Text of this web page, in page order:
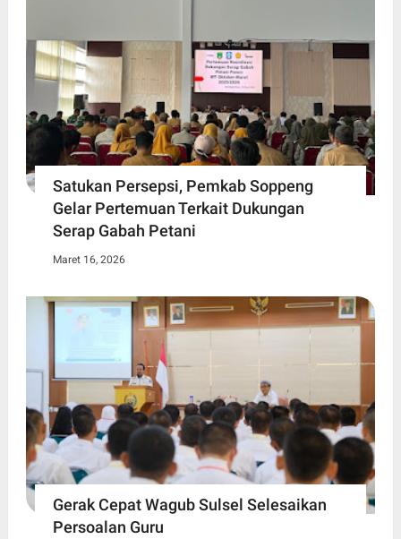
Satukan Persepsi, Pemkab Soppeng
Gelar Pertemuan Terkait Dukungan
Serap Gabah Petani
Maret 16, 2026
Gerak Cepat Wagub Sulsel Selesaikan
Persoalan Guru